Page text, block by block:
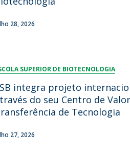
28, 2026
SUPERIOR DE BIOTECNOLOGIA
integra projeto
do seu Centro de
de Tecnologia
27, 2026